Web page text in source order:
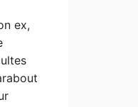
ex,